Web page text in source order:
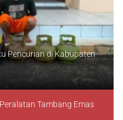
Pencurian di Kabupaten
Tambang Emas